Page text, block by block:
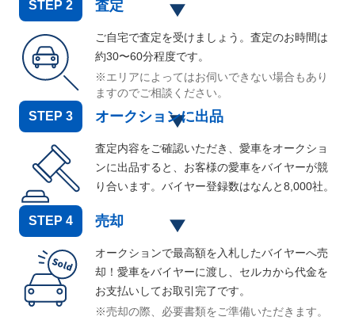
STEP 2 査定
ご自宅で査定を受けましょう。査定のお時間は
約30〜60分程度です。
※エリアによってはお伺いできない場合もあり
ますのでご相談ください。
STEP 3 オークションに出品
査定内容をご確認いただき、愛車をオークショ
ンに出品すると、お客様の愛車をバイヤーが競
り合います。バイヤー登録数はなんと8,000社。
STEP 4 売却
オークションで最高額を入札したバイヤーへ売
却！愛車をバイヤーに渡し、セルカから代金を
お支払いしてお取引完了です。
※売却の際、必要書類をご準備いただきます。